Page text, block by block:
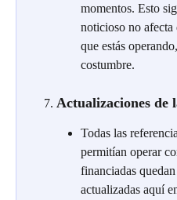
momentos. Esto
noticioso no afecta
que estás
costumbre.
Actualizaciones de
Todas las
permitían operar
financiadas
actualizadas aquí